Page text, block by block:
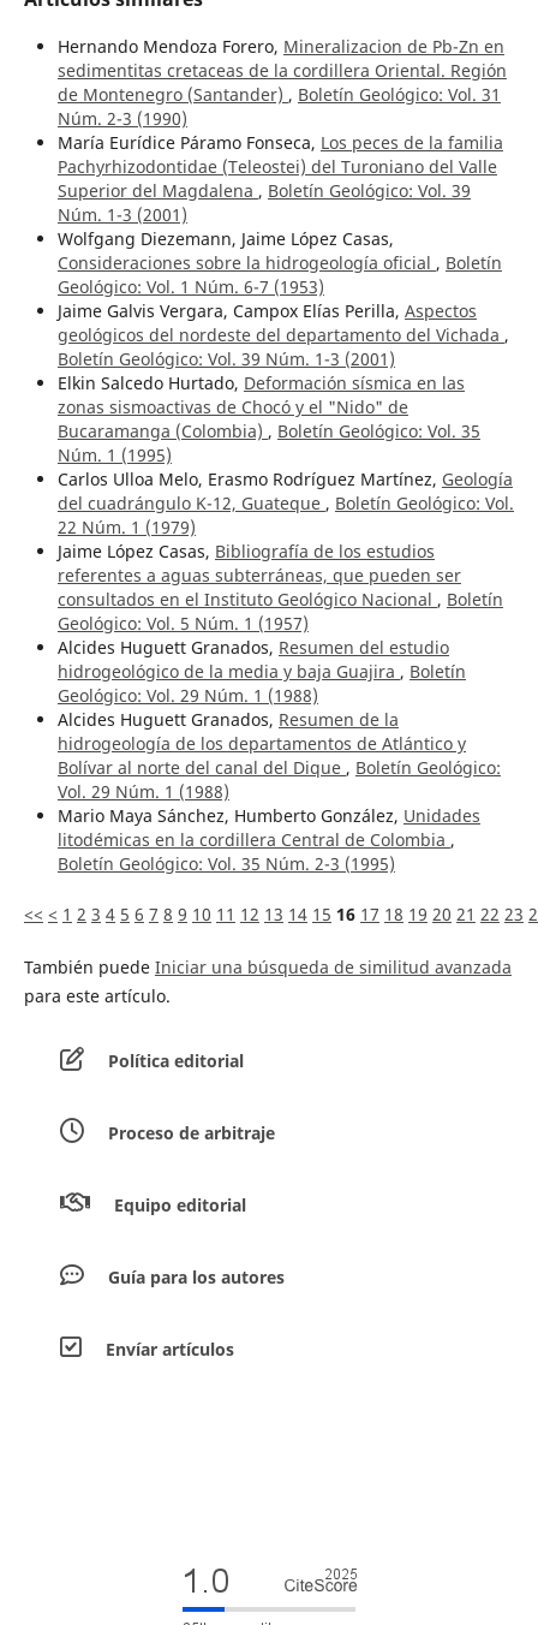
Hernando Mendoza Forero, Mineralizacion de Pb-Zn en
sedimentitas cretaceas de la cordillera Oriental. Región
de Montenegro (Santander) , Boletín Geológico: Vol. 31
Núm. 2-3 (1990)
María Eurídice Páramo Fonseca, Los peces de la familia
Pachyrhizodontidae (Teleostei) del Turoniano del Valle
Superior del Magdalena , Boletín Geológico: Vol. 39
Núm. 1-3 (2001)
Wolfgang Diezemann, Jaime López Casas,
Consideraciones sobre la hidrogeología oficial , Boletín
Geológico: Vol. 1 Núm. 6-7 (1953)
Jaime Galvis Vergara, Campox Elías Perilla, Aspectos
geológicos del nordeste del departamento del Vichada ,
Boletín Geológico: Vol. 39 Núm. 1-3 (2001)
Elkin Salcedo Hurtado, Deformación sísmica en las
zonas sismoactivas de Chocó y el "Nido" de
Bucaramanga (Colombia) , Boletín Geológico: Vol. 35
Núm. 1 (1995)
Carlos Ulloa Melo, Erasmo Rodríguez Martínez, Geología
del cuadrángulo K-12, Guateque , Boletín Geológico: Vol.
22 Núm. 1 (1979)
Jaime López Casas, Bibliografía de los estudios
referentes a aguas subterráneas, que pueden ser
consultados en el Instituto Geológico Nacional , Boletín
Geológico: Vol. 5 Núm. 1 (1957)
Alcides Huguett Granados, Resumen del estudio
hidrogeológico de la media y baja Guajira , Boletín
Geológico: Vol. 29 Núm. 1 (1988)
Alcides Huguett Granados, Resumen de la
hidrogeología de los departamentos de Atlántico y
Bolívar al norte del canal del Dique , Boletín Geológico:
Vol. 29 Núm. 1 (1988)
Mario Maya Sánchez, Humberto González, Unidades
litodémicas en la cordillera Central de Colombia ,
Boletín Geológico: Vol. 35 Núm. 2-3 (1995)
<< < 1 2 3 4 5 6 7 8 9 10 11 12 13 14 15 16 17 18 19 20 21 22 23
También puede Iniciar una búsqueda de similitud avanzada
para este artículo.
Política editorial
Proceso de arbitraje
Equipo editorial
Guía para los autores
Envíar artículos